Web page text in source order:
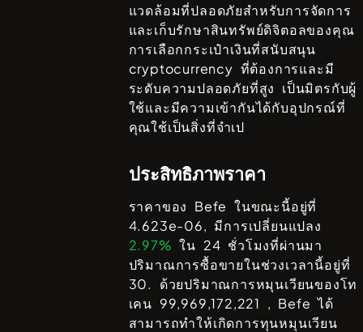
แวดล้อมที่ปลอดภัยสำหรับการจัดการ
และเก็บรักษาสินทรัพย์ดิจิตอลของคุณ
การเลือกกระเป๋าเงินที่สนับสนุน
cryptocurrency ที่ต้องการและมี
ระดับความปลอดภัยที่สูง เป็นมิตรกับผู้
ใช้และมีความเข้ากันได้กับอุปกรณ์ที่
คุณใช้เป็นสิ่งที่จำเป
ประสิทธิภาพราคา
ราคาของ Befe ในขณะนี้อยู่ที่
4.623e-06, มีการเปลี่ยนแปลง
2.97% ใน 24 ชั่วโมงที่ผ่านมา
ปริมาณการซื้อขายในช่วงเวลานี้อยู่ที่
30. ด้วยปริมาณการหมุนเวียนของโท
เคน 99,969,172,221 , Befe ได้
สามารถทำให้เกิดการทุนหมุนเวียน